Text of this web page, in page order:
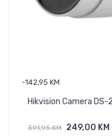
-142,95 KM
Hikvision Camera
391,95 KM 249,00 KM
Dodaj U Košaricu